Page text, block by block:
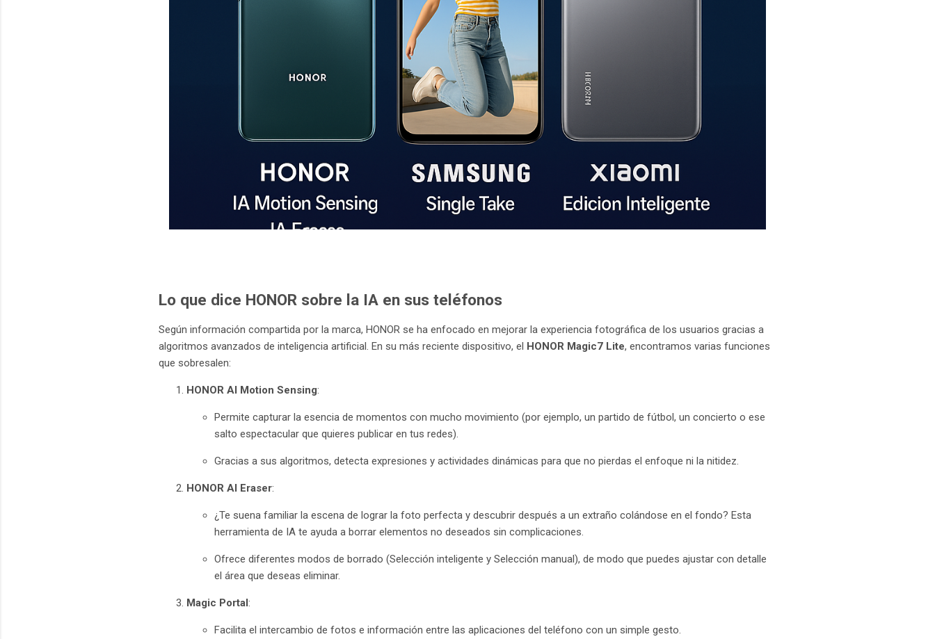
Lo que dice HONOR sobre la IA en sus teléfonos
Según información compartida por la marca, HONOR se ha enfocado en mejorar la experiencia fotográfica de los usuarios gracias a
algoritmos avanzados de inteligencia artificial. En su más reciente dispositivo, el HONOR Magic7 Lite, encontramos varias funciones
que sobresalen:
HONOR AI Motion Sensing:
Permite capturar la esencia de momentos con mucho movimiento (por ejemplo, un partido de fútbol, un concierto o ese
salto espectacular que quieres publicar en tus redes).
Gracias a sus algoritmos, detecta expresiones y actividades dinámicas para que no pierdas el enfoque ni la nitidez.
HONOR AI Eraser:
¿Te suena familiar la escena de lograr la foto perfecta y descubrir después a un extraño colándose en el fondo? Esta
herramienta de IA te ayuda a borrar elementos no deseados sin complicaciones.
Ofrece diferentes modos de borrado (Selección inteligente y Selección manual), de modo que puedes ajustar con detalle
el área que deseas eliminar.
Magic Portal:
Facilita el intercambio de fotos e información entre las aplicaciones del teléfono con un simple gesto.